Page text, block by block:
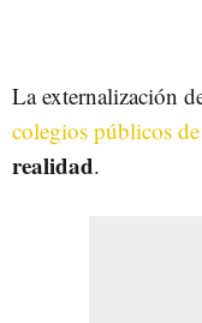
La externalización
colegios públicos
realidad.